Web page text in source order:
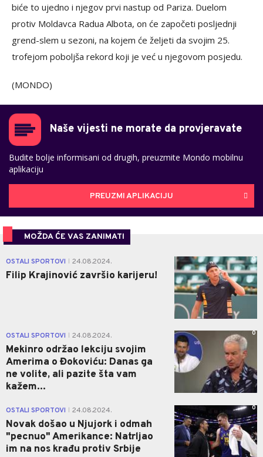
biće to ujedno i njegov prvi nastup od Pariza. Duelom
protiv Moldavca Radua Albota, on će započeti posljednji
grend-slem u sezoni, na kojem će željeti da svojim 25.
trofejom poboljša rekord koji je već u njegovom posjedu.
(MONDO)
Naše vijesti ne morate da provjeravate
Budite bolje informisani od drugih, preuzmite Mondo mobilnu
aplikaciju
PREUZMI APLIKACIJU
MOŽDA ĆE VAS ZANIMATI
OSTALI SPORTOVI 24.08.2024.
Filip Krajinović završio karijeru!
0
OSTALI SPORTOVI 24.08.2024.
Mekinro održao lekciju svojim
Amerima o Đokoviću: Danas ga
ne volite, ali pazite šta vam
kažem...
0
OSTALI SPORTOVI 24.08.2024.
Novak došao u Njujork i odmah
"pecnuo" Amerikance: Natrljao
im na nos krađu protiv Srbije
0